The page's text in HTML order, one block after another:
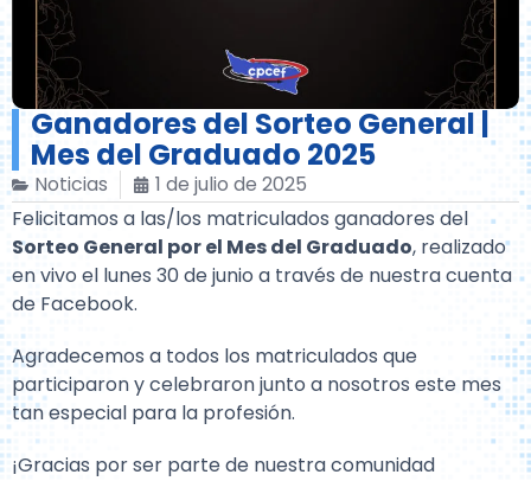
Ganadores del Sorteo General |
Mes del Graduado 2025
Noticias
1 de julio de 2025
Felicitamos a las/los matriculados ganadores del
Sorteo General por el Mes del Graduado, realizado
en vivo el lunes 30 de junio a través de nuestra cuenta
de Facebook.
Agradecemos a todos los matriculados que
participaron y celebraron junto a nosotros este mes
tan especial para la profesión.
¡Gracias por ser parte de nuestra comunidad